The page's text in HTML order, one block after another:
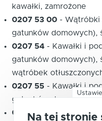
kawałki, zamrożone
0207 53 00 - Wątróbki
gatunków domowych),
0207 54 - Kawałki i
gatunków domowych),
wątróbek
0207 55 - Kawałki i
gatunków domowych),
0207 60 - Mięso i
Na tej stronie